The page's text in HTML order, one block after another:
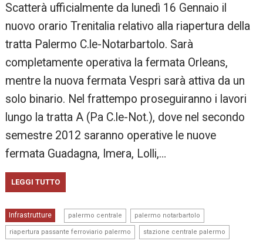
Scatterà ufficialmente da lunedì 16 Gennaio il
nuovo orario Trenitalia relativo alla riapertura della
tratta Palermo C.le-Notarbartolo. Sarà
completamente operativa la fermata Orleans,
mentre la nuova fermata Vespri sarà attiva da un
solo binario. Nel frattempo proseguiranno i lavori
lungo la tratta A (Pa C.le-Not.), dove nel secondo
semestre 2012 saranno operative le nuove
fermata Guadagna, Imera, Lolli,…
LEGGI TUTTO
Infrastrutture palermo centrale palermo notarbartolo
riapertura passante ferroviario palermo stazione centrale palermo